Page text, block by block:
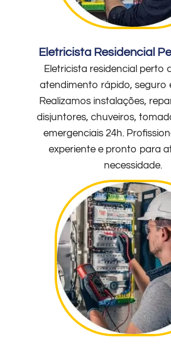
Eletricista Residencial
Eletricista residencial perto
atendimento rápido, seguro
Realizamos instalações,
disjuntores, chuveiros,
emergenciais 24h.
experiente e pronto para
necessidade.